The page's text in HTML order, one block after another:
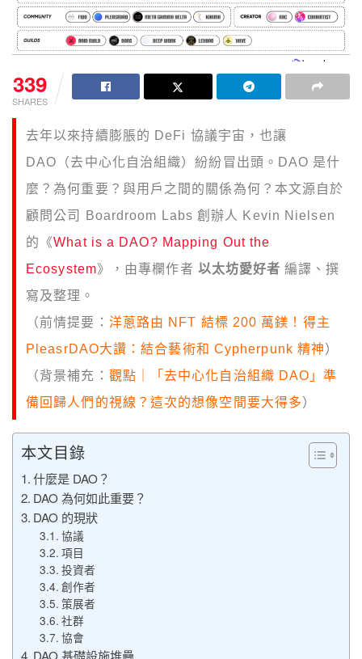
339
SHARES
去年以來持續膨脹的 DeFi 協議宇宙，也讓
DAO（去中心化自治組織）紛紛冒出頭。DAO 是什
麼？為何重要？與用戶之間的關係為何？本文源自於
顧問公司 Boardroom Labs 創辦人 Kevin Nielsen
的《What is a DAO? Mapping Out the
Ecosystem》，由專欄作者 以太坊愛好者 編譯、撰
寫及整理。
（前情提要： 洋蔥路由 NFT 結標 200 萬鎂！得主
PleasrDAO大讚：結合藝術和 Cypherpunk 精神）
（背景補充： 觀點｜「去中心化自治組織 DAO」準
備回歸人們的視線？這次的想像空間要大得多）
本文目錄
什麼是 DAO？
DAO 為何如此重要？
DAO 的現狀
協議
項目
投資者
創作者
策展者
社群
協會
DAO 基礎設施堆疊